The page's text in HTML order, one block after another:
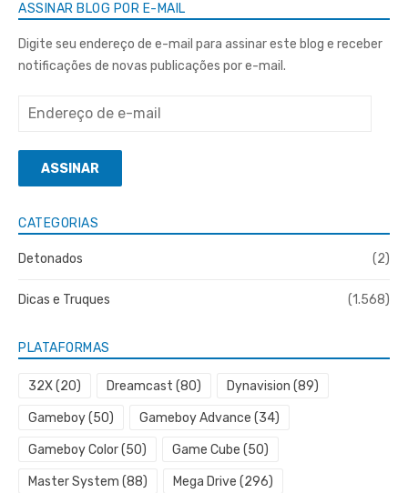
ASSINAR BLOG POR E-MAIL
Digite seu endereço de e-mail para assinar este blog e receber
notificações de novas publicações por e-mail.
Endereço
e-
mailASSINAR
CATEGORIAS
Detonados (2)
Dicas e Truques (1.568)
PLATAFORMAS
32X(20) Dreamcast (80) Dynavision (89)
Gameboy(50) Gameboy Advance (34)
Gameboy Color(50) Game Cube (50)
Master System (88) Mega Drive (296)